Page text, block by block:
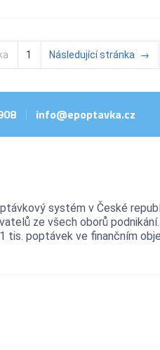
1 Následující stránka →
info@epoptavka.cz
systém v České
ze všech oborů podnikání.
tis. poptávek ve finančním